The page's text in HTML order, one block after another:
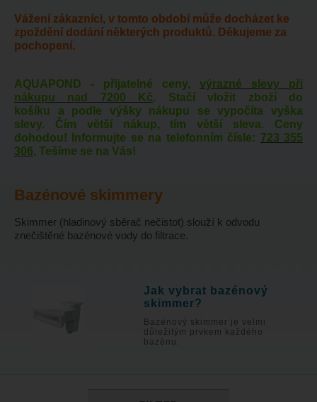
Vážení zákazníci, v tomto období může docházet ke
zpoždění dodání některých produktů. Děkujeme za
pochopení.
AQUAPOND - přijatelné ceny, výrazné slevy při
nákupu nad 7200 Kč. Stačí vložit zboží do
košíku a podle výšky nákupu se vypočíta vyška
slevy. Čím větší nákup, tím větší sleva. Ceny
dohodou! Informujte se na telefonním čísle: 723 355
306, Tešíme se na Vás!
Bazénové skimmery
Skimmer (hladinový sběrač nečistot) slouží k odvodu
znečištěné bazénové vody do filtrace.
Jak vybrat bazénový
skimmer?
Bazénový skimmer je velmi
důležitým prvkem každého
bazénu.